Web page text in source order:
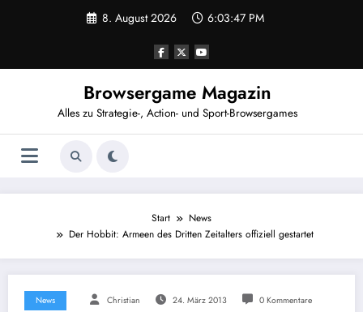
8. August 2026 6:03:47 PM
Browsergame Magazin
Alles zu Strategie-, Action- und Sport-Browsergames
Start
News
Der Hobbit: Armeen des Dritten Zeitalters offiziell gestartet
News Christian 24. März 2013 0 Kommentare